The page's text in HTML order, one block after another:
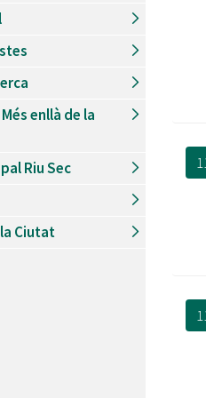
enllà de la
Riu Sec
Ciutat